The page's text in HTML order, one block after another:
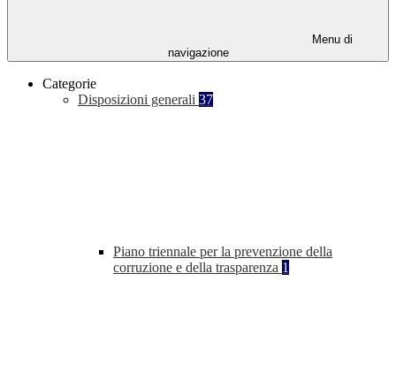
Menu di
navigazione
Categorie
Disposizioni generali 37
Piano triennale per la prevenzione della
corruzione e della trasparenza 1